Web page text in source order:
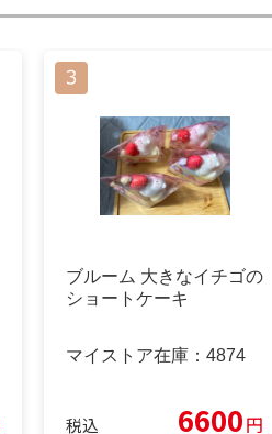
ブルーム 大きなイチゴの
ショートケーキ
マイストア在庫： 4874
税込 6600円